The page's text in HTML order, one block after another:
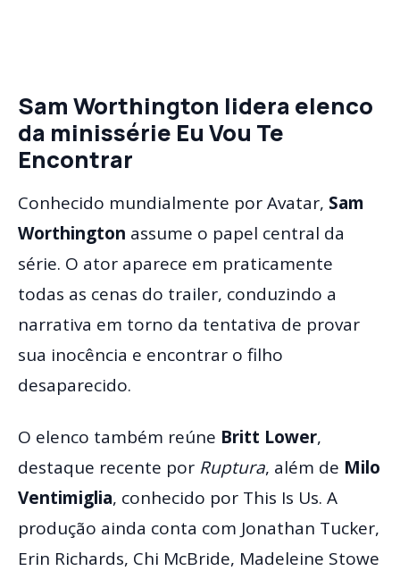
Sam Worthington lidera elenco
da minissérie Eu Vou Te
Encontrar
Conhecido mundialmente por Avatar, Sam
Worthington assume o papel central da
série. O ator aparece em praticamente
todas as cenas do trailer, conduzindo a
narrativa em torno da tentativa de provar
sua inocência e encontrar o filho
desaparecido.
O elenco também reúne Britt Lower,
destaque recente por Ruptura, além de Milo
Ventimiglia, conhecido por This Is Us. A
produção ainda conta com Jonathan Tucker,
Erin Richards, Chi McBride, Madeleine Stowe